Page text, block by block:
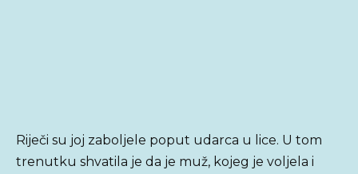
Riječi su joj zaboljele poput udarca u lice. U tom
trenutku shvatila je da je muž, kojeg je voljela i